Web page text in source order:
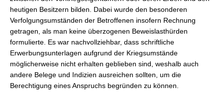
heutigen Besitzern bilden. Dabei wurde den besonderen
Verfolgungsumständen der Betroffenen insofern Rechnung
getragen, als man keine überzogenen Beweislasthürden
formulierte. Es war nachvollziehbar, dass schriftliche
Erwerbungsunterlagen aufgrund der Kriegsumstände
möglicherweise nicht erhalten geblieben sind, weshalb auch
andere Belege und Indizien ausreichen sollten, um die
Berechtigung eines Anspruchs begründen zu können.